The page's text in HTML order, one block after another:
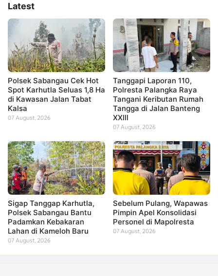
Latest
Polsek Sabangau Cek Hot
Spot Karhutla Seluas 1,8 Ha
di Kawasan Jalan Tabat
Kalsa
07 August, 2026
Tanggapi Laporan 110,
Polresta Palangka Raya
Tangani Keributan Rumah
Tangga di Jalan Banteng
XXIII
07 August, 2026
Sigap Tanggap Karhutla,
Polsek Sabangau Bantu
Padamkan Kebakaran
Lahan di Kameloh Baru
07 August, 2026
Sebelum Pulang, Wapawas
Pimpin Apel Konsolidasi
Personel di Mapolresta
07 August, 2026